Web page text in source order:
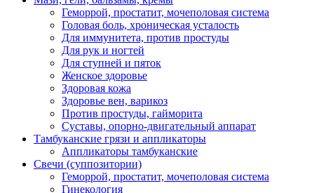
Геморрой, простатит, мочеполовая система
Головая боль, хроническая усталость
Для иммунитета, против простуды
Для рук и ногтей
Для ступней и пяток
Женское здоровье
Здоровая кожа
Здоровье вен, варикоз
Против простуды, гайморита
Суставы, опорно-двигательный аппарат
Тамбуканские грязи и аппликаторы
Аппликаторы тамбуканские
Свечи (суппозитории)
Геморрой, простатит, мочеполовая система
Гинекология